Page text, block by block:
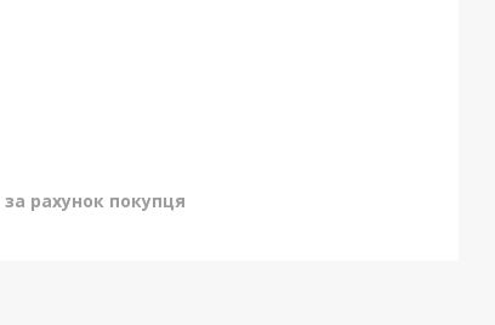
за рахунок покупця